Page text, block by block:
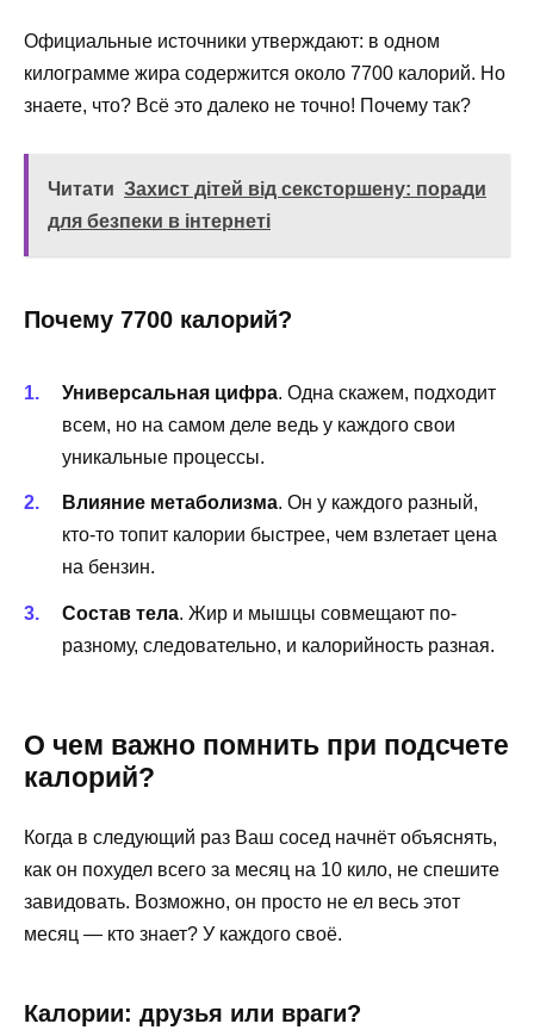
Официальные источники утверждают: в одном
килограмме жира содержится около 7700 калорий. Но
знаете, что? Всё это далеко не точно! Почему так?
Читати Захист дітей від сексторшену: поради
для безпеки в інтернеті
Почему 7700 калорий?
Универсальная цифра. Одна скажем, подходит
всем, но на самом деле ведь у каждого свои
уникальные процессы.
Влияние метаболизма. Он у каждого разный,
кто-то топит калории быстрее, чем взлетает цена
на бензин.
Состав тела. Жир и мышцы совмещают по-
разному, следовательно, и калорийность разная.
О чем важно помнить при подсчете
калорий?
Когда в следующий раз Ваш сосед начнёт объяснять,
как он похудел всего за месяц на 10 кило, не спешите
завидовать. Возможно, он просто не ел весь этот
месяц — кто знает? У каждого своё.
Калории: друзья или враги?